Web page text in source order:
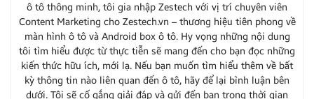
ô tô thông minh, tôi gia nhập Zestech với vị trí chuyên viên
Content Marketing cho Zestech.vn – thương hiệu tiên phong về
màn hình ô tô và Android box ô tô. Hy vọng những nội dung
tôi tìm hiểu được từ thực tiễn sẽ mang đến cho bạn đọc những
kiến thức hữu ích, mới lạ. Nếu bạn muốn tìm hiểu thêm về bất
kỳ thông tin nào liên quan đến ô tô, hãy để lại bình luận bên
dưới. Tôi sẽ cố gắng giải đáp và gửi đến bạn trong thời gian